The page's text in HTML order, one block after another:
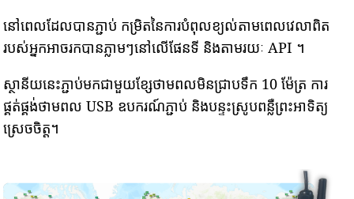
នៅពេលដែលបានភ្ជាប់ កម្រិតនៃការបំពុលខ្យល់តាមពេលវេលាពិត
របស់អ្នកអាចរកបានភ្លាមៗនៅលើផែនទី និងតាមរយៈ API ។
ស្ថានីយនេះភ្ជាប់មកជាមួយខ្សែថាមពលមិនជ្រាបទឹក 10 ម៉ែត្រ ការ
ផ្គត់ផ្គង់ថាមពល USB ឧបករណ៍ភ្ជាប់ និងបន្ទះស្រូបពន្លឺព្រះអាទិត្យ
ស្រេចចិត្ត។